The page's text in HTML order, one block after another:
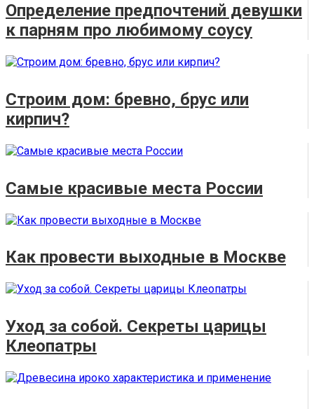
Определение предпочтений девушки
к парням про любимому соусу
Строим дом: бревно, брус или
кирпич?
Самые красивые места России
Как провести выходные в Москве
Уход за собой. Секреты царицы
Клеопатры